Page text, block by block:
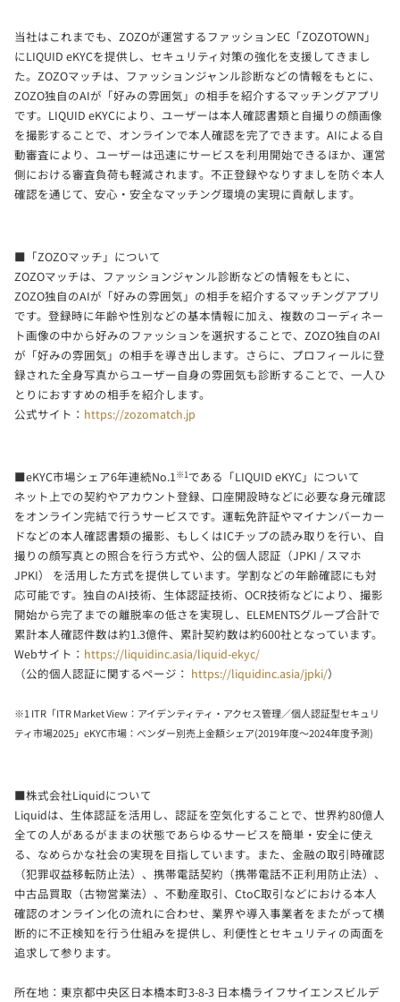
当社はこれまでも、ZOZOが運営するファッションEC「ZOZOTOWN」
にLIQUID eKYCを提供し、セキュリティ対策の強化を支援してきまし
た。ZOZOマッチは、ファッションジャンル診断などの情報をもとに、
ZOZO独自のAIが「好みの雰囲気」の相手を紹介するマッチングアプリ
です。LIQUID eKYCにより、ユーザーは本人確認書類と自撮りの顔画像
を撮影することで、オンラインで本人確認を完了できます。AIによる自
動審査により、ユーザーは迅速にサービスを利用開始できるほか、運営
側における審査負荷も軽減されます。不正登録やなりすましを防ぐ本人
確認を通じて、安心・安全なマッチング環境の実現に貢献します。
■「ZOZOマッチ」について
ZOZOマッチは、ファッションジャンル診断などの情報をもとに、
ZOZO独自のAIが「好みの雰囲気」の相手を紹介するマッチングアプリ
です。登録時に年齢や性別などの基本情報に加え、複数のコーディネー
ト画像の中から好みのファッションを選択することで、ZOZO独自のAI
が「好みの雰囲気」の相手を導き出します。さらに、プロフィールに登
録された全身写真からユーザー自身の雰囲気も診断することで、一人ひ
とりにおすすめの相手を紹介します。
公式サイト： https://zozomatch.jp
■eKYC市場シェア6年連続No.1※1である「LIQUID eKYC」について
ネット上での契約やアカウント登録、口座開設時などに必要な身元確認
をオンライン完結で行うサービスです。運転免許証やマイナンバーカー
ドなどの本人確認書類の撮影、もしくはICチップの読み取りを行い、自
撮りの顔写真との照合を行う方式や、公的個人認証（JPKI / スマホ
JPKI） を活用した方式を提供しています。学割などの年齢確認にも対
応可能です。独自のAI技術、生体認証技術、OCR技術などにより、撮影
開始から完了までの離脱率の低さを実現し、ELEMENTSグループ合計で
累計本人確認件数は約1.3億件、累計契約数は約600社となっています。
Webサイト： https://liquidinc.asia/liquid-ekyc/
（公的個人認証に関するページ： https://liquidinc.asia/jpki/）
※1 ITR「ITR Market View：アイデンティティ・アクセス管理／個人認証型セキュリ
ティ市場2025」eKYC市場：ベンダー別売上金額シェア(2019年度～2024年度予測)
■株式会社Liquidについて
Liquidは、生体認証を活用し、認証を空気化することで、世界約80億人
全ての人があるがままの状態であらゆるサービスを簡単・安全に使え
る、なめらかな社会の実現を目指しています。また、金融の取引時確認
（犯罪収益移転防止法）、携帯電話契約（携帯電話不正利用防止法）、
中古品買取（古物営業法）、不動産取引、CtoC取引などにおける本人
確認のオンライン化の流れに合わせ、業界や導入事業者をまたがって横
断的に不正検知を行う仕組みを提供し、利便性とセキュリティの両面を
追求して参ります。
所在地：東京都中央区日本橋本町3-8-3 日本橋ライフサイエンスビルデ